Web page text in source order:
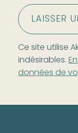
Ce site utilise
indésirables.
données de